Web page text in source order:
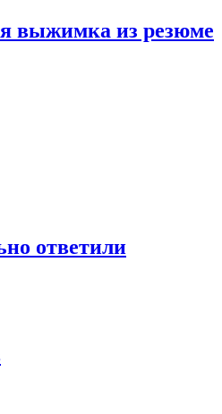
выжимка из резюме
ответили